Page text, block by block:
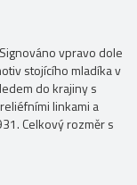
vpravo dole
stojícího mladíka v
do krajiny s
linkami a
Celkový rozměr s